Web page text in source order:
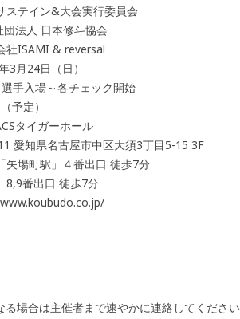
ステイン&大会実行委員会
団法人 日本修斗協会
社ISAMI & reversal
3月24日（日）
選手入場～各チェック開始
予定）
タイガーホール
県名古屋市中区大須3丁目5-15 3F
駅」４番出口 徒歩7分
8,9番出口 徒歩7分
場合は主催者まで速やかに連絡してください